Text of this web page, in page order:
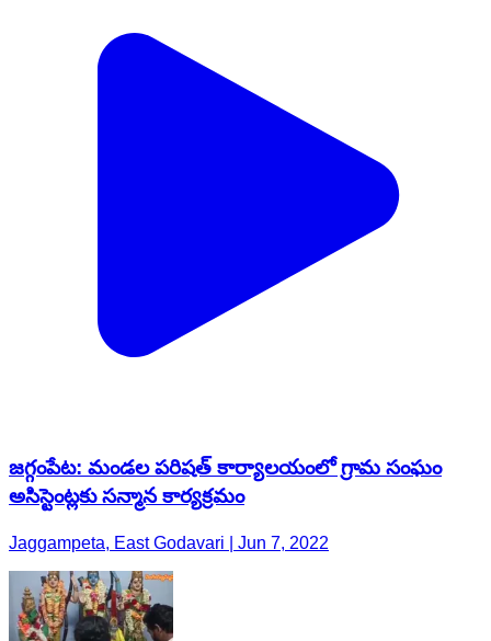
జగ్గంపేట: మండల పరిషత్ కార్యాలయంలో గ్రామ సంఘం
అసిస్టెంట్లకు సన్మాన కార్యక్రమం
Jaggampeta, East Godavari | Jun 7, 2022